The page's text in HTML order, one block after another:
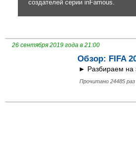
26 сентября 2019 года в 21:00
Обзор: FIFA
► Разбираем на
Прочитано 24485 раз